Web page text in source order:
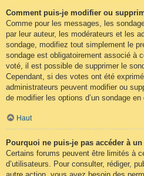
Comment puis-je modifier ou
Comme pour les messages, les
par leur auteur, les modérateurs et les
sondage, modifiez tout simplement le
sondage est obligatoirement associé à
voté, il est possible de supprimer le
Cependant, si des votes ont été
administrateurs peuvent modifier ou
de modifier les options d’un sondage en
Haut
Pourquoi ne puis-je pas accéder à
Certains forums peuvent être limités à
d’utilisateurs. Pour consulter, rédiger,